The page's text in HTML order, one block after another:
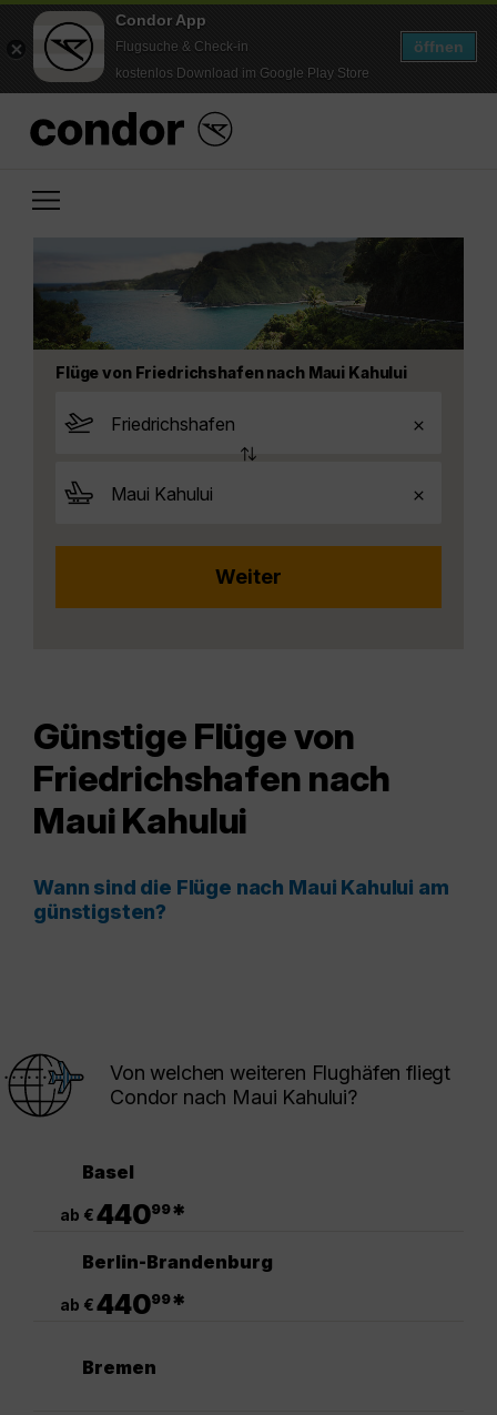
Condor App
Flugsuche & Check-in
kostenlos Download im Google Play Store
öffnen
Flüge von Friedrichshafen nach Maui Kahului
Günstige Flüge von
Friedrichshafen nach
Maui Kahului
Wann sind die Flüge nach Maui Kahului am
günstigsten?
Von welchen weiteren Flughäfen fliegt
Condor nach Maui Kahului?
Basel
ab €44099*
Berlin-Brandenburg
ab €44099*
Bremen